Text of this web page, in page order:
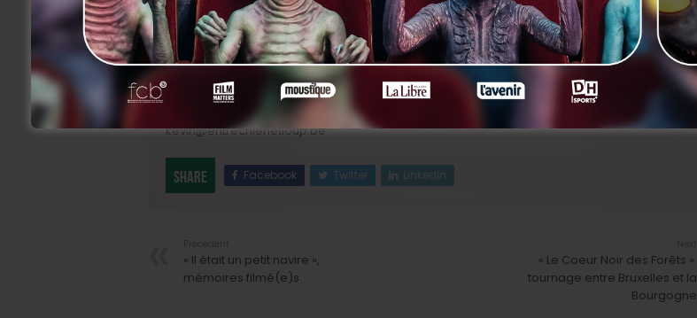
Un contrat à durée indéterminée.
Un package salarial en accord avec la fonction et le secteur.
Entrée en fonction en janvier 2020
Cette fonction semble être faite pour vous ? Envoyez votre CV et votre lettre de motivation
uniquement par email avant le 1er novembre 2019 à l’adresse suivante:
kevin@entrechienetloup.be
Share Facebook Twitter LinkedIn
« Il était un petit navire »,
mémoires filmé(e)s
« Le Coeur Noir des Forêts »:
tournage entre Bruxelles et la
Bourgogne